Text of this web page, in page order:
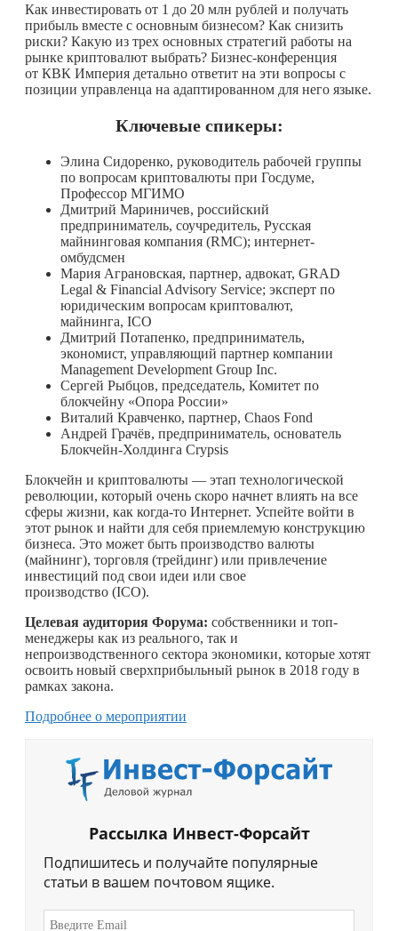
Как инвестировать от 1 до 20 млн рублей и получать
прибыль вместе с основным бизнесом? Как снизить
риски? Какую из трех основных стратегий работы на
рынке криптовалют выбрать? Бизнес-конференция
от КВК Империя детально ответит на эти вопросы с
позиции управленца на адаптированном для него языке.
Ключевые спикеры:
Элина Сидоренко, руководитель рабочей группы
по вопросам криптовалюты при Госдуме,
Профессор МГИМО
Дмитрий Мариничев, российский
предприниматель, соучредитель, Русская
майнинговая компания (RMC); интернет-
омбудсмен
Мария Аграновская, партнер, адвокат, GRAD
Legal & Financial Advisory Service; эксперт по
юридическим вопросам криптовалют,
майнинга, ICO
Дмитрий Потапенко, предприниматель,
экономист, управляющий партнер компании
Management Development Group Inc.
Сергей Рыбцов, председатель, Комитет по
блокчейну «Опора России»
Виталий Кравченко, партнер, Chaos Fond
Андрей Грачёв, предприниматель, основатель
Блокчейн-Холдинга Crypsis
Блокчейн и криптовалюты — этап технологической
революции, который очень скоро начнет влиять на все
сферы жизни, как когда-то Интернет. Успейте войти в
этот рынок и найти для себя приемлемую конструкцию
бизнеса. Это может быть производство валюты
(майнинг), торговля (трейдинг) или привлечение
инвестиций под свои идеи или свое
производство (ICO).
Целевая аудитория Форума: собственники и топ-
менеджеры как из реального, так и
непроизводственного сектора экономики, которые хотят
освоить новый сверхприбыльный рынок в 2018 году в
рамках закона.
Подробнее о мероприятии
Рассылка Инвест-Форсайт
Подпишитесь и получайте популярные
статьи в вашем почтовом ящике.